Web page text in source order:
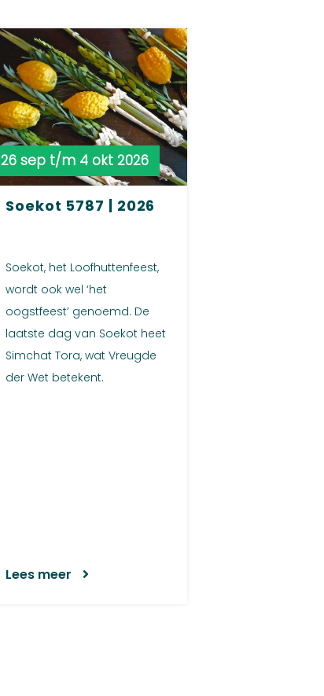
26 sep t/m 4 okt 2026
Soekot 5787 | 2026
Soekot, het Loofhuttenfeest,
wordt ook wel ‘het
oogstfeest’ genoemd. De
laatste dag van Soekot heet
Simchat Tora, wat Vreugde
der Wet betekent.
Lees meer